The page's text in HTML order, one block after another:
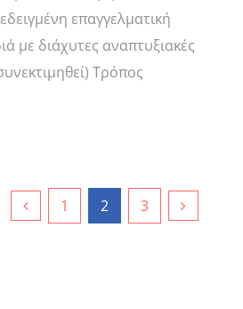
επαγγελματική
με διάχυτες αναπτυξιακές
Τρόπος
1 2 3